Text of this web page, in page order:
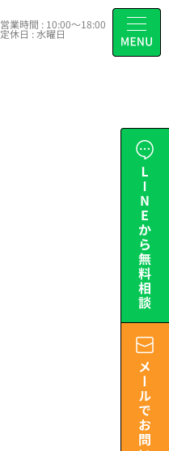
営業時間 : 10:00～18:00
定休日 : 水曜日